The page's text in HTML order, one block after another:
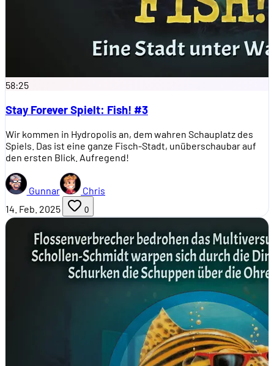
58:25
Stay Forever Spielt: Fish! #3
Wir kommen in Hydropolis an, dem wahren Schauplatz des
Spiels. Das ist eine ganze Fisch-Stadt, unüberschaubar auf
den ersten Blick. Aufregend!
Gunnar
Chris
14. Feb. 2025
0